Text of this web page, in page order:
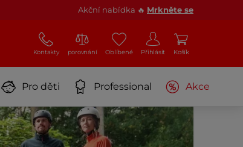
Akční nabídka 🔥 Mrkněte se
Kontakty porovnání Oblíbené Přihlásit Košík
Pro děti Professional Akce